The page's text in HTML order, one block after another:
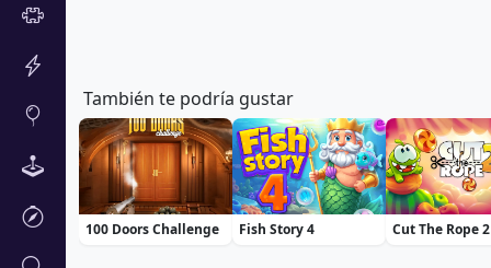
También te podría gustar
100 Doors Challenge Fish Story 4 Cut The Rope 2